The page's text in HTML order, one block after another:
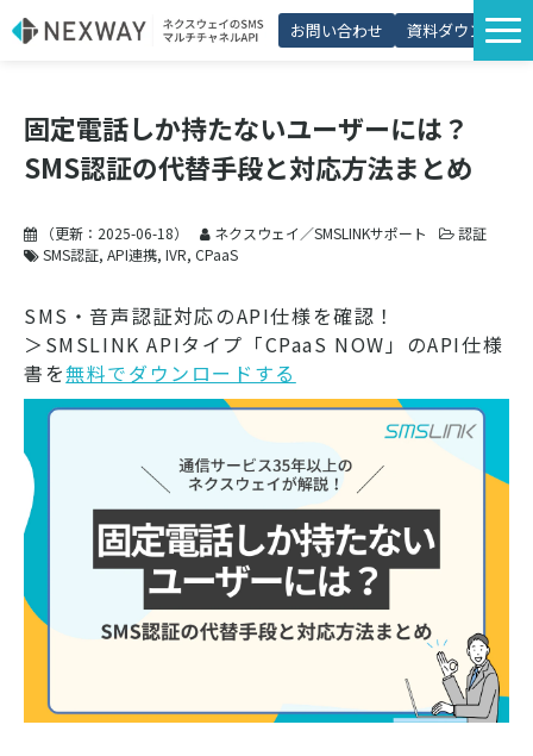
お問い合わせ 資料ダウンロード
選ばれる理由
プラン・価格
導入事例
コラム
パートナー制度
固定電話しか持たないユーザーには？
SMS認証の代替手段と対応方法まとめ
（更新： 2025-06-18） ネクスウェイ／SMSLINKサポート
認証
SMS認証 API連携 IVR CPaaS
SMS・音声認証対応のAPI仕様を確認！
＞SMSLINK APIタイプ「CPaaS NOW」のAPI仕様
書を無料でダウンロードする